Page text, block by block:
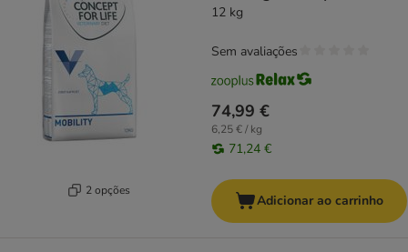
2 opções
12 kg
74,99 €
6,25 € / kg
71,24 €
Sem avaliações
Adicionar ao carrinho